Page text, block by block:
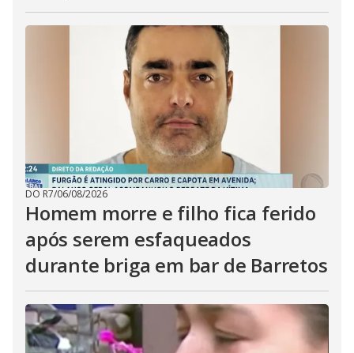
DO R7/06/08/2026
Homem morre e filho fica ferido
após serem esfaqueados
durante briga em bar de Barretos